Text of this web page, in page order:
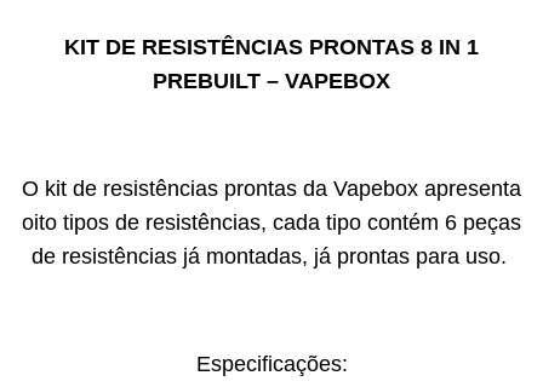
KIT DE RESISTÊNCIAS PRONTAS 8 IN 1
PREBUILT – VAPEBOX
O kit de resistências prontas da Vapebox apresenta
oito tipos de resistências, cada tipo contém 6 peças
de resistências já montadas, já prontas para uso.
Especificações: